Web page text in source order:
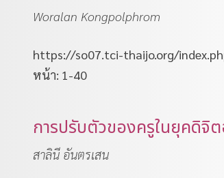
Woralan Kongpolphrom
https://so07.tci-thaijo.org/
หน้า: 1-40
การปรับตัวของครูในยุคดิ
สาลินี อันตรเสน